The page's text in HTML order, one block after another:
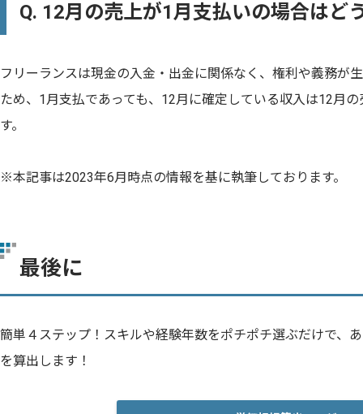
Q. 12月の売上が1月支払いの場合はど
フリーランスは現金の入金・出金に関係なく、権利や義務が
ため、1月支払であっても、12月に確定している収入は12月
す。
※本記事は2023年6月時点の情報を基に執筆しております。
最後に
簡単４ステップ！スキルや経験年数をポチポチ選ぶだけで、
を算出します！